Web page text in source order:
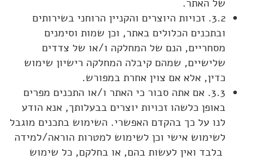
של האתר.
3.2. זכויות היוצרים והקניין הרוחני בשירותים
ובתכנים הכלולים באתר, וכן שמות וסימנים
מסחריים, הנם של המחלקה ו/או של צדדים
שלישיים, שמהם קיבלה המחלקה רישיון שימוש
כדין, אלא אם צוין אחרת במפורש.
3.3. אם אתה סבור כי האתר ו/או התכנים מפרים
באופן כלשהו זכויות יוצרים בבעלותך, אנא הודע
לנו על כך בהקדם האפשרי. השימוש בתכנים מוגבל
לשימוש אישי וכן לשימוש למטרות הוראה/למידה
בלבד ואין לעשות בהם, או בחלקם, כל שימוש